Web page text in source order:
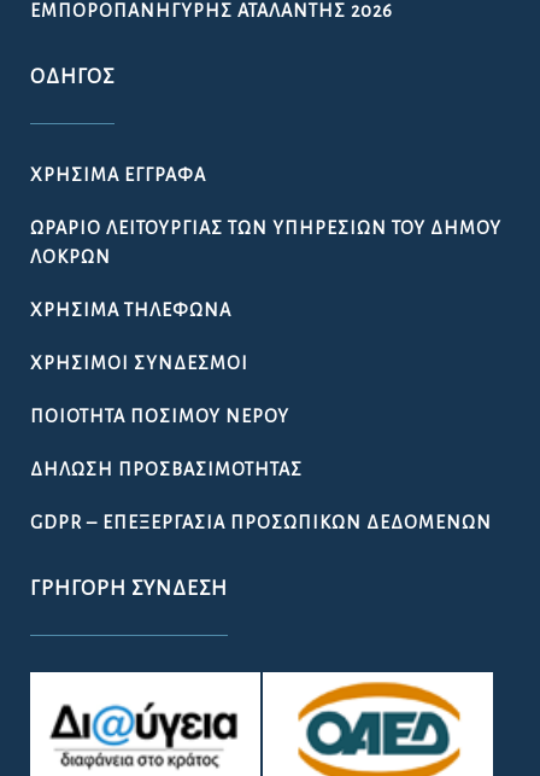
ΕΜΠΟΡΟΠΑΝΉΓΥΡΗΣ ΑΤΑΛΆΝΤΗΣ 2026
ΟΔΗΓΌΣ
ΧΡΉΣΙΜΑ ΈΓΓΡΑΦΑ
ΩΡΆΡΙΟ ΛΕΙΤΟΥΡΓΊΑΣ ΤΩΝ ΥΠΗΡΕΣΙΏΝ ΤΟΥ ΔΉΜΟΥ
ΛΟΚΡΏΝ
ΧΡΉΣΙΜΑ ΤΗΛΈΦΩΝΑ
ΧΡΉΣΙΜΟΙ ΣΎΝΔΕΣΜΟΙ
ΠΟΙΌΤΗΤΑ ΠΌΣΙΜΟΥ ΝΕΡΟΎ
ΔΉΛΩΣΗ ΠΡΟΣΒΑΣΙΜΌΤΗΤΑΣ
GDPR – ΕΠΕΞΕΡΓΑΣΙΑ ΠΡΟΣΩΠΙΚΩΝ ΔΕΔΟΜΕΝΩΝ
ΓΡΉΓΟΡΗ ΣΎΝΔΕΣΗ